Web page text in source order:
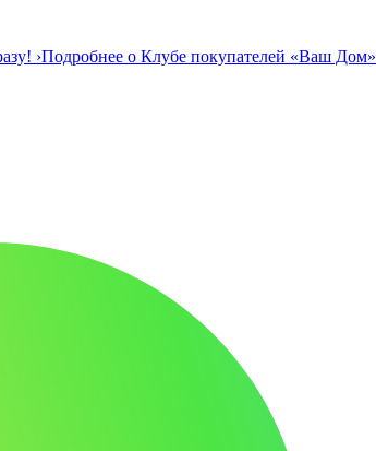
›Подробнее о Клубе покупателей «Ваш Дом»